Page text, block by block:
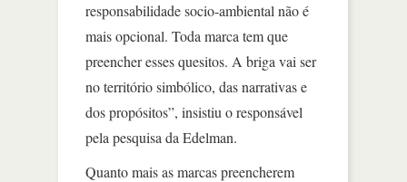
responsabilidade socio-ambiental não é
mais opcional. Toda marca tem que
preencher esses quesitos. A briga vai ser
no território simbólico, das narrativas e
dos propósitos”, insistiu o responsável
pela pesquisa da Edelman.
Quanto mais as marcas preencherem